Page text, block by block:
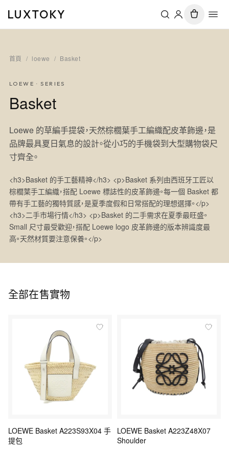
LUXTOKY
首頁 / loewe / Basket
LOEWE · SERIES
Basket
Loewe 的草編手提袋，天然棕櫚葉手工編織配皮革飾邊，是
品牌最具夏日氣息的設計。從小巧的手機袋到大型購物袋尺
寸齊全。
<h3>Basket 的手工藝精神</h3> <p>Basket 系列由西班牙工匠以
棕櫚葉手工編織，搭配 Loewe 標誌性的皮革飾邊。每一個 Basket 都
帶有手工藝的獨特質感，是夏季度假和日常搭配的理想選擇。</p>
<h3>二手市場行情</h3> <p>Basket 的二手需求在夏季最旺盛。
Small 尺寸最受歡迎，搭配 Loewe logo 皮革飾邊的版本辨識度最
高。天然材質要注意保養。</p>
全部在售實物
LOEWE Basket A223S93X04 手
提包
LOEWE Basket A223Z48X07
Shoulder